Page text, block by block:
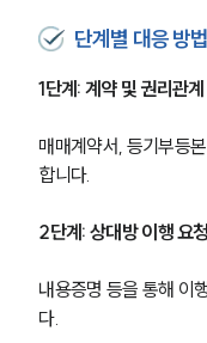
뉴
대
단계별 대응 방법
1단계: 계약 및 권리관
매매계약서, 등기부등
합니다.
2단계: 상대방 이행 요청
내용증명 등을 통해 이
다.